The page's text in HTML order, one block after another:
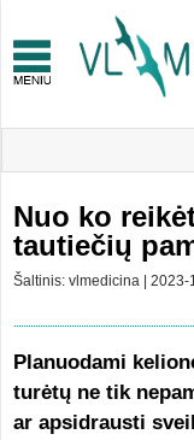
Nuo ko
tautiečių
Šaltinis: vlmedicina | 2023-
Planuodami
turėtų ne tik
ar apsidrausti